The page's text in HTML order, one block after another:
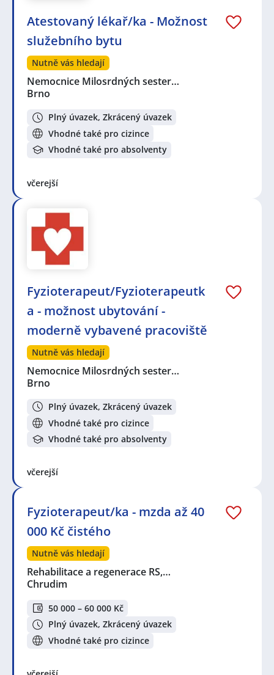
Atestovaný lékař/ka - Možnost
služebního bytu
Nutně vás hledají
Nemocnice Milosrdných sester…
Brno
Plný úvazek, Zkrácený úvazek
Vhodné také pro cizince
Vhodné také pro absolventy
včerejší
Fyzioterapeut/Fyzioterapeutk
a - možnost ubytování -
moderně vybavené pracoviště
Nutně vás hledají
Nemocnice Milosrdných sester…
Brno
Plný úvazek, Zkrácený úvazek
Vhodné také pro cizince
Vhodné také pro absolventy
včerejší
Fyzioterapeut/ka - mzda až 40
000 Kč čistého
Nutně vás hledají
Rehabilitace a regenerace RS,…
Chrudim
50 000 – 60 000 Kč
Plný úvazek, Zkrácený úvazek
Vhodné také pro cizince